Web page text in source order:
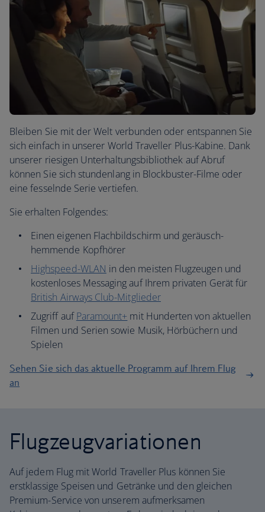
Bleiben Sie mit der Welt verbunden oder entspannen Sie
sich einfach in unserer World Traveller Plus-Kabine. Dank
unserer riesigen Unterhaltungsbibliothek auf Abruf
können Sie sich stundenlang in Blockbuster-Filme oder
eine fesselnde Serie vertiefen.
Sie erhalten Folgendes:
Einen eigenen Flachbildschirm und geräusch-
hemmende Kopfhörer
Highspeed-WLAN in den meisten Flugzeugen und
kostenloses Messaging auf Ihrem privaten Gerät für
British Airways Club-Mitglieder
Zugriff aufParamount+ mit Hunderten von aktuellen
Filmen und Serien sowie Musik, Hörbüchern und
Spielen
Sehen Sie sich das aktuelle Programm auf Ihrem Flug
an
Flugzeugvariationen
Auf jedem Flug mit World Traveller Plus können Sie
erstklassige Speisen und Getränke und den gleichen
Premium-Service von unserem aufmerksamen